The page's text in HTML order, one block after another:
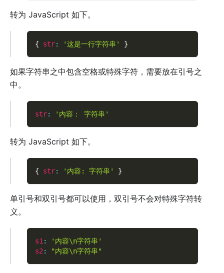
转为 JavaScript 如下。
{ str: '这是一行字符串' }
如果字符串之中包含空格或特殊字符，需要放在引号之
中。
str: '内容： 字符串'
转为 JavaScript 如下。
{ str: '内容: 字符串' }
单引号和双引号都可以使用，双引号不会对特殊字符转
义。
s1:
'内容\n字符串'
s2: "内容\n字符串"